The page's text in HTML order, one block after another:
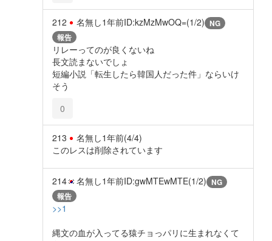
212 名無し1年前ID:kzMzMwOQ=(1/2) NG
報告
リレーってのが良くないね
長文読まないでしょ
短編小説「転生したら韓国人だった件」ならいけ
そう
0
213 名無し1年前(4/4)
このレスは削除されています
214 名無し1年前ID:gwMTEwMTE(1/2) NG
報告
>>1
縄文の血が入ってる猿チョっパリに生まれなくて